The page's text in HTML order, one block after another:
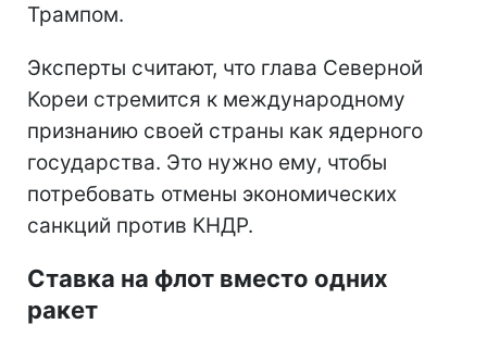
Трампом.
Эксперты считают, что глава Северной
Кореи стремится к международному
признанию своей страны как ядерного
государства. Это нужно ему, чтобы
потребовать отмены экономических
санкций против КНДР.
Ставка на флот вместо одних
ракет